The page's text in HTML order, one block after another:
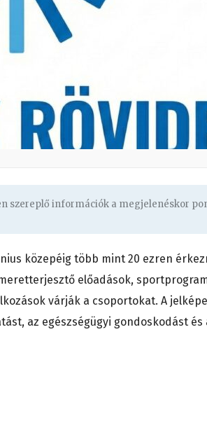
szereplő információk a megjelenéskor
közepéig több mint 20 ezren
előadások,
várják a csoportokat. A
az egészségügyi gondoskodást és